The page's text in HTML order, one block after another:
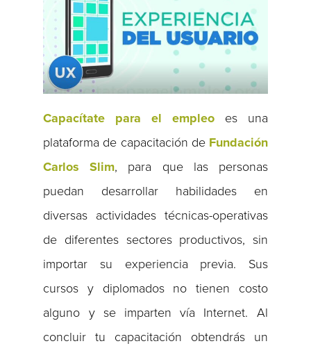
Capacítate para el empleoes una
plataforma de capacitación de Fundación
Carlos Slim, para que las personas
puedan desarrollar habilidades en
diversas actividades técnicas-operativas
de diferentes sectores productivos, sin
importar su experiencia previa. Sus
cursos y diplomados no tienen costo
alguno y se imparten vía Internet. Al
concluir tu capacitación obtendrás un